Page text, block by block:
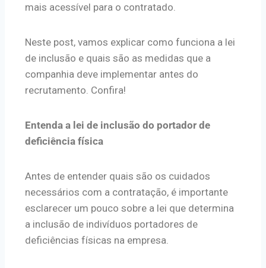
mais acessível para o contratado.
Neste post, vamos explicar como funciona a lei
de inclusão e quais são as medidas que a
companhia deve implementar antes do
recrutamento. Confira!
Entenda a lei de inclusão do portador de
deficiência física
Antes de entender quais são os cuidados
necessários com a contratação, é importante
esclarecer um pouco sobre a lei que determina
a inclusão de indivíduos portadores de
deficiências físicas na empresa.